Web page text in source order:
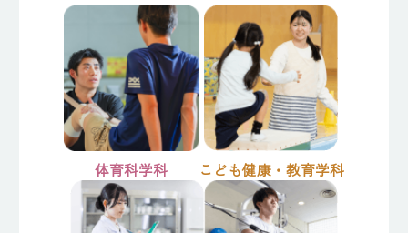
こども健康・教育学科
体育科学科